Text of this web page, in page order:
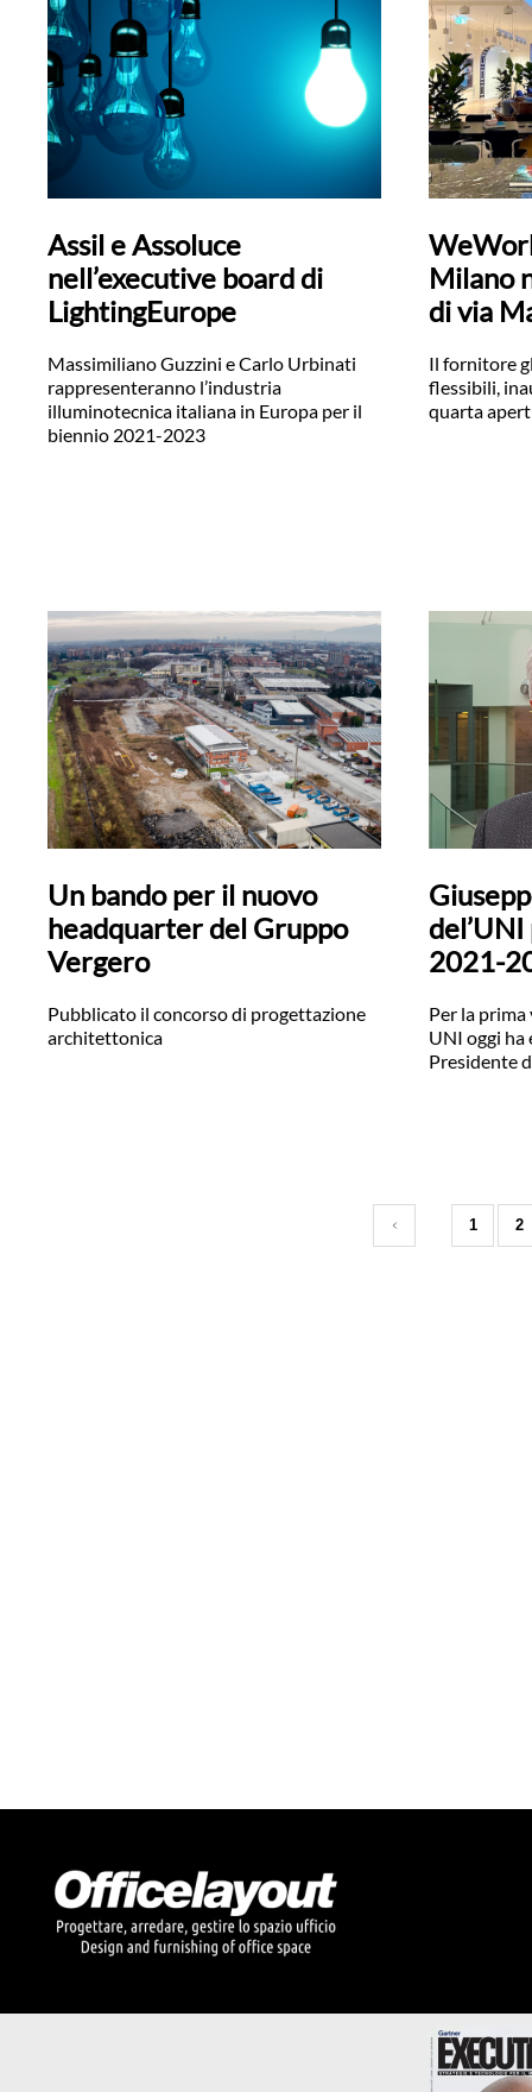
Assil e Assoluce
nell’executive board di
LightingEurope
Massimiliano Guzzini e Carlo Urbinati
rappresenteranno l’industria
illuminotecnica italiana in Europa per il
biennio 2021-2023
Milano
di via
Il fornitore
flessibili,
quarta
Un bando per il nuovo
headquarter del Gruppo
Vergero
Pubblicato il concorso di progettazione
architettonica
2021-
Per la prima
UNI oggi
Presidente
1 2